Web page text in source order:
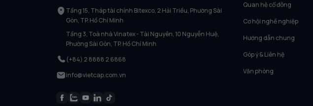
Tầng 15, Tháp tài chính Bitexco, 2 Hải Triều, Phường Sài
Gòn, TP. Hồ Chí Minh
Tầng 3, Toà nhà Vinatex - Tài Nguyên, 10 Nguyễn Huệ,
Phường Sài Gòn, TP. Hồ Chí Minh
(+84) 2 8888 2 6868
info@vietcap.com.vn
Quan hệ cổ đông
Cơ hội nghề nghiệp
Hướng dẫn chung
Góp ý & Liên hệ
Văn phòng